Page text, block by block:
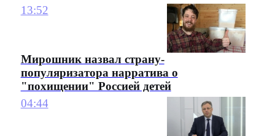
13:52
Мирошник назвал страну-
популяризатора нарратива о
"похищении" Россией детей
04:44